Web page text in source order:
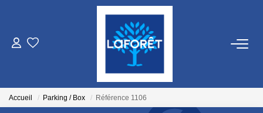
LOCATIONS
Accueil Parking / Box Référence 1106